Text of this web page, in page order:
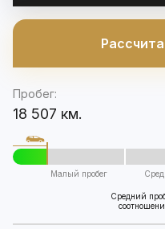
Пробег:
18 507 км.
Малый пробег
Средний